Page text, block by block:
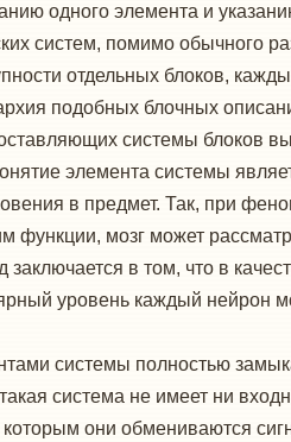
одного элемента и
систем, помимо обычного
отдельных блоков,
подобных блочных
системы блоков
элемента системы
в предмет. Так, при
функции, мозг может
в том, что в
уровень каждый нейрон
системы полностью
система не имеет ни
они обмениваются